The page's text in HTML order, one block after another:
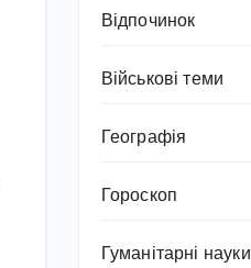
Відпочинок
Військові теми
Географія
Гороскоп
Гуманітарні науки